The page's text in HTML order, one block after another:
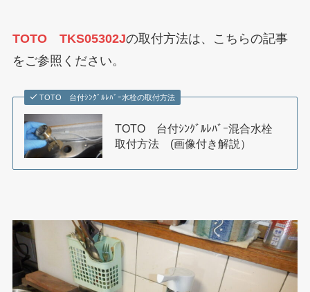
TOTO TKS05302Jの取付方法は、こちらの記事
をご参照ください。
TOTO 台付ｼﾝｸﾞﾙﾚﾊﾞｰ水栓の取付方法
TOTO 台付ｼﾝｸﾞﾙﾚﾊﾞｰ混合水栓
取付方法 (画像付き解説）